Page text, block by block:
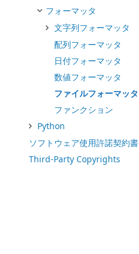
フォーマッタ
文字列フォーマッタ
配列フォーマッタ
日付フォーマッタ
数値フォーマッタ
ファイルフォーマッタ
ファンクション
Python
ソフトウェア使用許諾契約書
Third-Party Copyrights